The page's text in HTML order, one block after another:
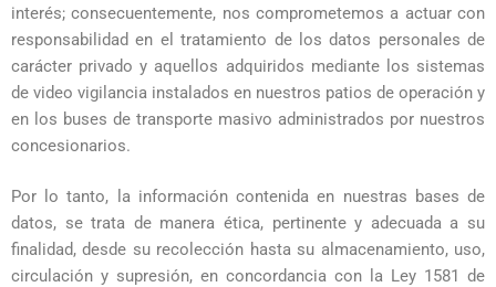
interés; consecuentemente, nos comprometemos a actuar con
responsabilidad en el tratamiento de los datos personales de
carácter privado y aquellos adquiridos mediante los sistemas
de video vigilancia instalados en nuestros patios de operación y
en los buses de transporte masivo administrados por nuestros
concesionarios.
Por lo tanto, la información contenida en nuestras bases de
datos, se trata de manera ética, pertinente y adecuada a su
finalidad, desde su recolección hasta su almacenamiento, uso,
circulación y supresión, en concordancia con la Ley 1581 de